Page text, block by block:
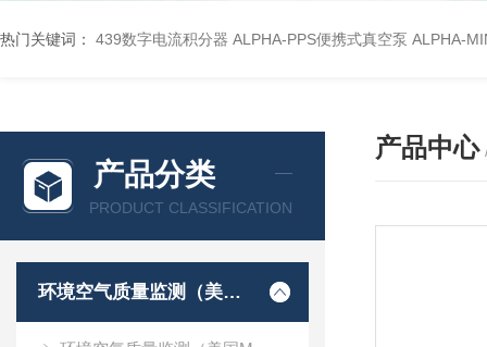
热门关键词： 439数字电流积分器 ALPHA-PPS便携式真空泵 ALPHA-
产品分类
PRODUCT CLASSIFICATION
环境空气质量监测（美国Met one）
产品中心